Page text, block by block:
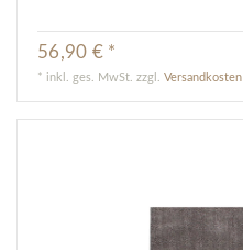
56,90 € *
* inkl. ges. MwSt. zzgl.Versandkosten